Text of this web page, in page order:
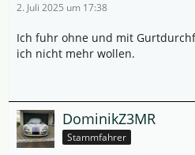
2. Juli 2025 um 17:38
Ich fuhr ohne und mit
ich nicht mehr wollen.
DominikZ3MR
Stammfahrer